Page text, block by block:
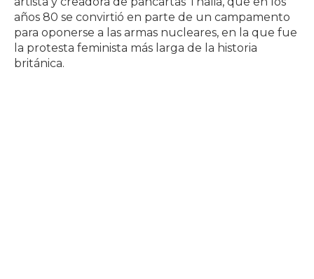
años 80 se convirtió en parte de un campamento
para oponerse a las armas nucleares, en la que fue
la protesta feminista más larga de la historia
británica.